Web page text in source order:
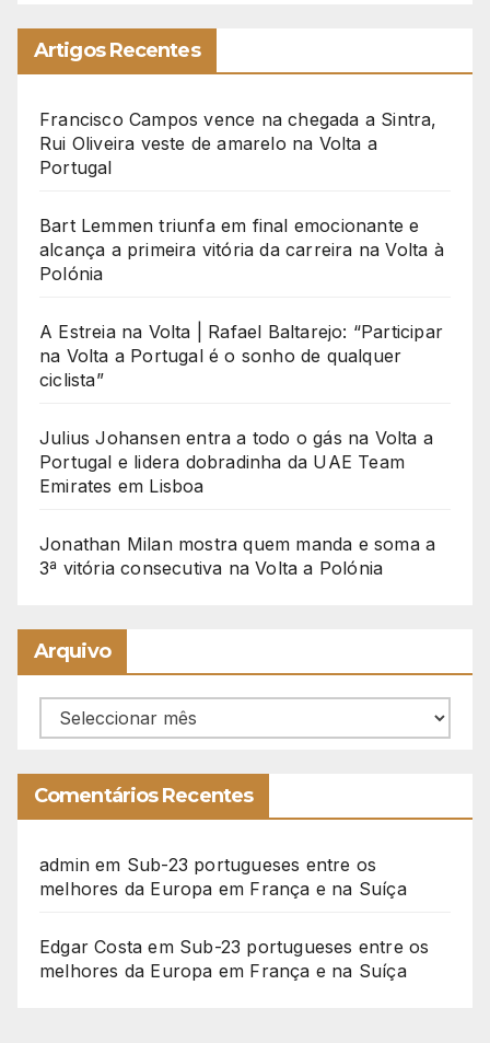
Artigos Recentes
Francisco Campos vence na chegada a Sintra,
Rui Oliveira veste de amarelo na Volta a
Portugal
Bart Lemmen triunfa em final emocionante e
alcança a primeira vitória da carreira na Volta à
Polónia
A Estreia na Volta | Rafael Baltarejo: “Participar
na Volta a Portugal é o sonho de qualquer
ciclista”
Julius Johansen entra a todo o gás na Volta a
Portugal e lidera dobradinha da UAE Team
Emirates em Lisboa
Jonathan Milan mostra quem manda e soma a
3ª vitória consecutiva na Volta a Polónia
Arquivo
Arquivo
Comentários Recentes
admin em Sub-23 portugueses entre os
melhores da Europa em França e na Suíça
Edgar Costa em Sub-23 portugueses entre os
melhores da Europa em França e na Suíça